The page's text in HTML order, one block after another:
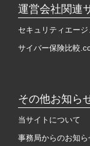
運営会社関連
セキュリティエージ
サイバー保険比較
その他お知ら
当サイトについて
事務局からのお知ら